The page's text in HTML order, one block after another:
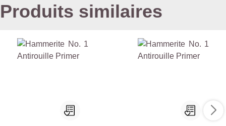
Produits similaires